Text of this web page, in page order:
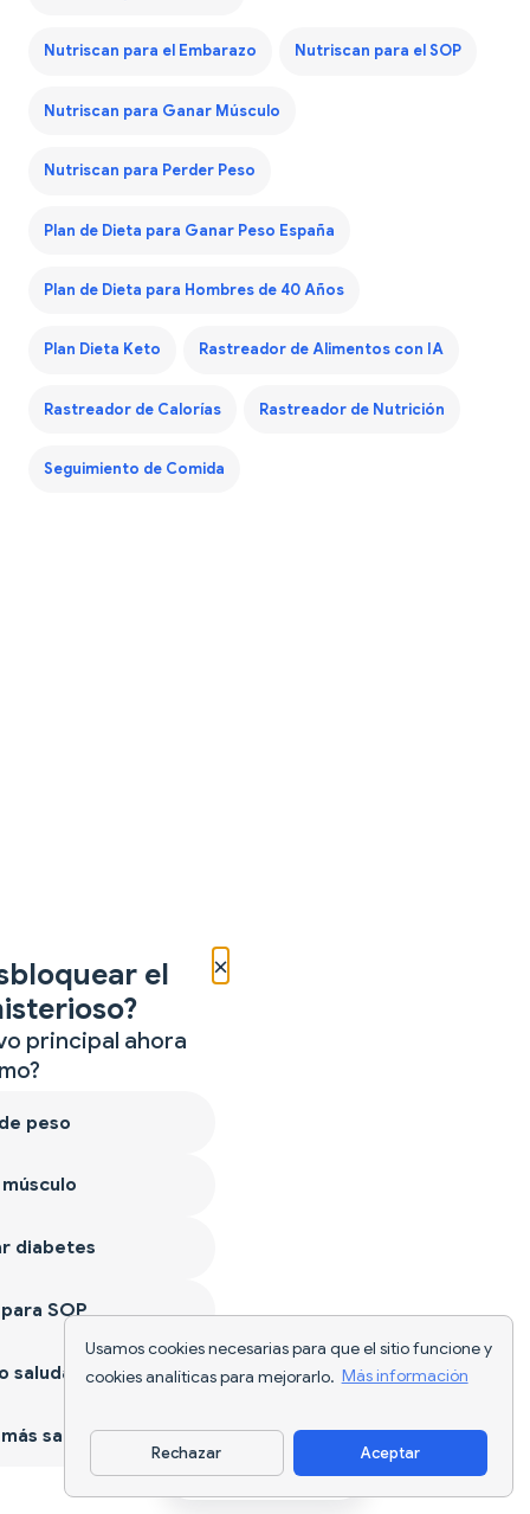
Usamos cookies necesarias para que el sitio funcione y
cookies analíticas para mejorarlo. Más información
Rechazar Aceptar
Nutriscan para el Embarazo Nutriscan para el SOP
Nutriscan para Ganar Músculo
Nutriscan para Perder Peso
Plan de Dieta para Ganar Peso España
Plan de Dieta para Hombres de 40 Años
Plan Dieta Keto Rastreador de Alimentos con IA
Rastreador de Calorías Rastreador de Nutrición
Seguimiento de Comida
Descargar app
×
el
principal ahora
peso
diabetes
SOP
saludable
sano